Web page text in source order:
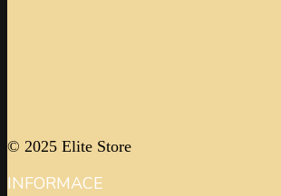
© 2025 Elite Store
INFORMACE